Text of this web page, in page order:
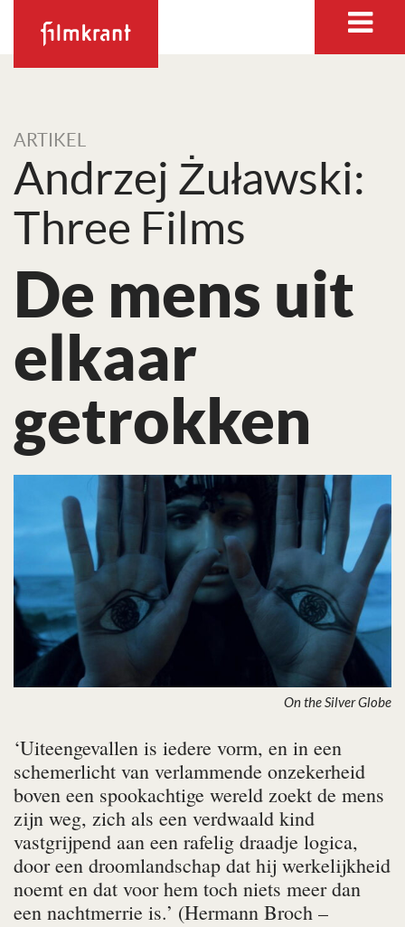
ARTIKEL
Andrzej Żuławski:
Three Films
De mens uit
elkaar
getrokken
On the Silver Globe
‘Uiteengevallen is iedere vorm, en in een
schemer­licht van verlammende onzekerheid
boven een spookachtige wereld zoekt de mens
zijn weg, zich als een verdwaald kind
vastgrijpend aan een rafelig draadje logica,
door een droomlandschap dat hij werkelijkheid
noemt en dat voor hem toch niets meer dan
een nachtmerrie is.’ (Hermann Broch –